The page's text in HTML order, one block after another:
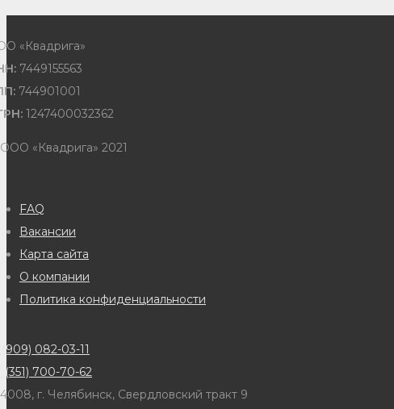
«Квадрига»
7449155563
744901001
1247400032362
«Квадрига» 2021
FAQ
Вакансии
Карта сайта
О компании
Политика конфиденциальности
082-03-11
(351) 700-70-62
г. Челябинск, Свердловский тракт 9